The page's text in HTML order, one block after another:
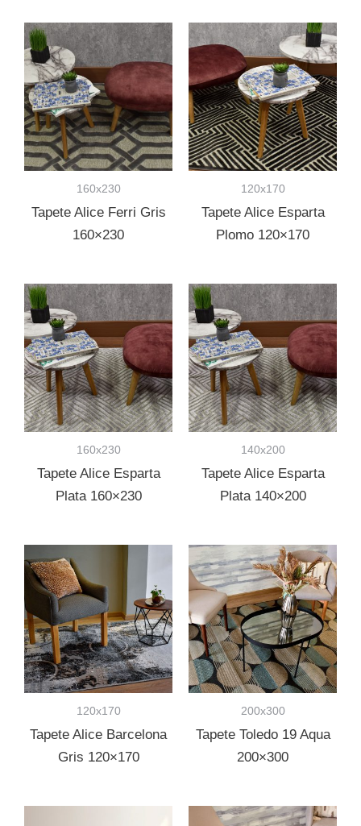
160x230
Tapete Alice Ferri Gris
160×230
120x170
Tapete Alice Esparta
Plomo 120×170
160x230
Tapete Alice Esparta
Plata 160×230
140x200
Tapete Alice Esparta
Plata 140×200
120x170
Tapete Alice Barcelona
Gris 120×170
200x300
Tapete Toledo 19 Aqua
200×300